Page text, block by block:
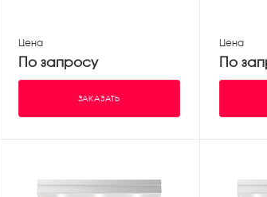
Цена
По запросу
ЗАКАЗАТЬ
Цена
По